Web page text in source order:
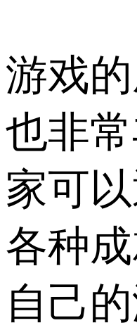
游戏
也非
家可
各种
自己